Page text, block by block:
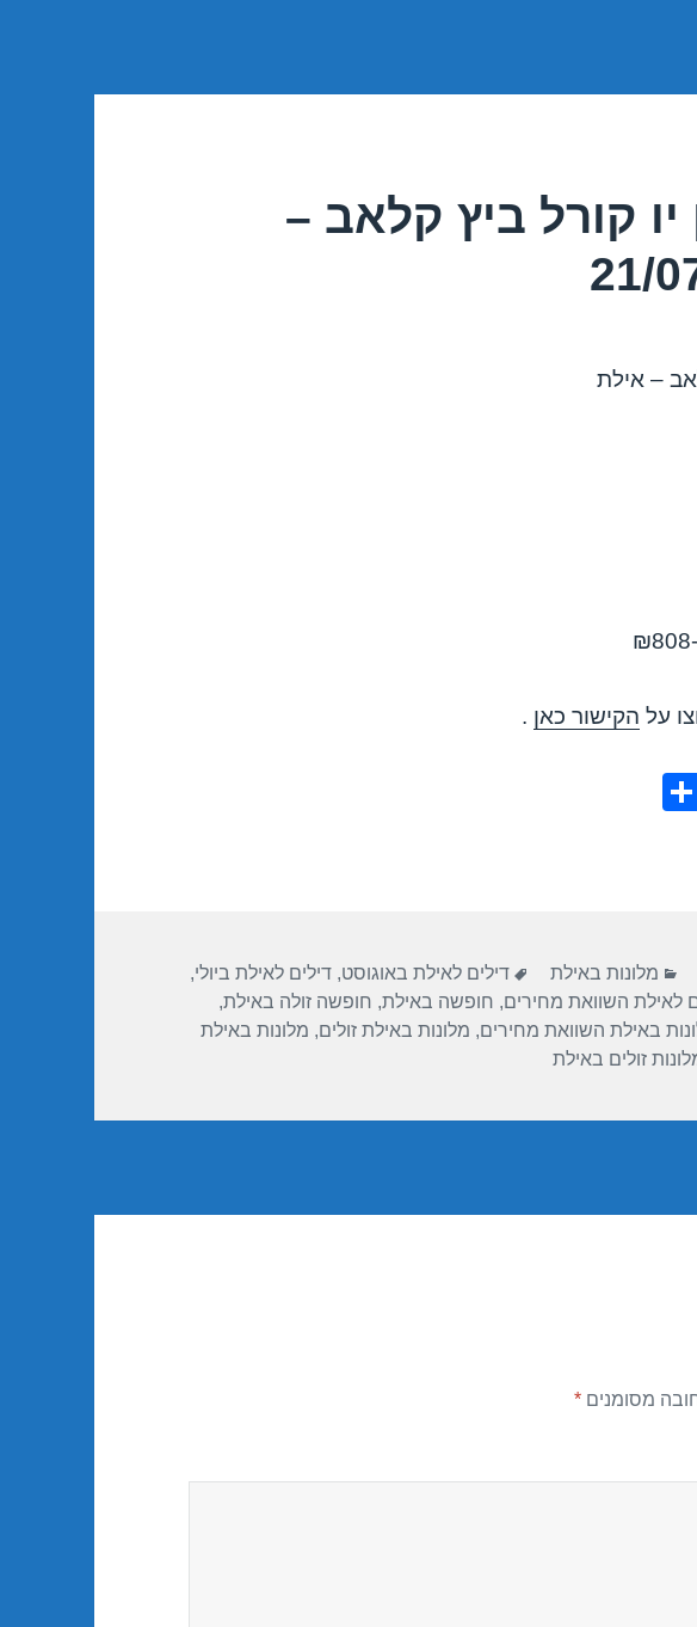
קורל ביץ קלאב –
– אילת
על הקישור כאן .
T
קטגוריות
מלונות באילת תגיות
דילים לאילת באוגוסט,דילים לאילת ביולי,
לאילת השוואת מחירים, חופשה באילת, חופשה זולה באילת,
באילת השוואת מחירים, מלונות באילת זולים, מלונות באילת
זולים באילת
מסומנים*